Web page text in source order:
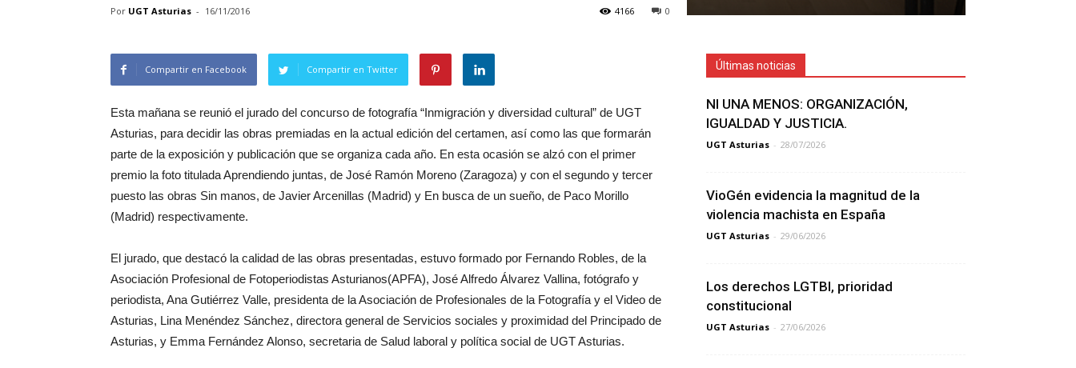
Por UGT Asturias - 16/11/2016 0
4166
Compartir en Facebook Compartir en Twitter
Esta mañana se reunió el jurado del concurso de fotografía “Inmigración y diversidad cultural” de UGT
Asturias, para decidir las obras premiadas en la actual edición del certamen, así como las que formarán
parte de la exposición y publicación que se organiza cada año. En esta ocasión se alzó con el primer
premio la foto titulada Aprendiendo juntas, de José Ramón Moreno (Zaragoza) y con el segundo y tercer
puesto las obras Sin manos, de Javier Arcenillas (Madrid) y En busca de un sueño, de Paco Morillo
(Madrid) respectivamente.
El jurado, que destacó la calidad de las obras presentadas, estuvo formado por Fernando Robles, de la
Asociación Profesional de Fotoperiodistas Asturianos(APFA), José Alfredo Álvarez Vallina, fotógrafo y
periodista, Ana Gutiérrez Valle, presidenta de la Asociación de Profesionales de la Fotografía y el Video de
Asturias, Lina Menéndez Sánchez, directora general de Servicios sociales y proximidad del Principado de
Asturias, y Emma Fernández Alonso, secretaria de Salud laboral y política social de UGT Asturias.
Últimas noticias
NI UNA MENOS: ORGANIZACIÓN,
IGUALDAD Y JUSTICIA.
UGT Asturias - 28/07/2026
VioGén evidencia la magnitud de la
violencia machista en España
UGT Asturias - 29/06/2026
Los derechos LGTBI, prioridad
constitucional
UGT Asturias - 27/06/2026